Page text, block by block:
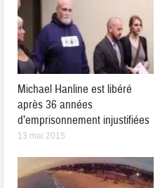
Michael Hanline est libéré
après 36 années
d’emprisonnement injustifiées
13 mai 2015